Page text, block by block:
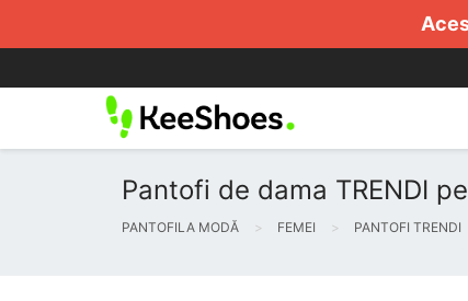
Pantofi de dama TRENDI
PANTOFILA MODĂ FEMEI PANTOFI TRENDI